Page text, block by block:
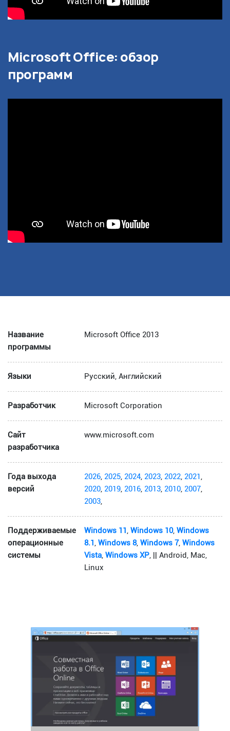
Microsoft Office: обзор
программ
Название
программы
Microsoft Office 2013
Языки Русский, Английский
Разработчик Microsoft Corporation
Сайт
разработчика
www.microsoft.com
Года выхода
версий
2026, 2025, 2024, 2023, 2022, 2021,
2020, 2019, 2016, 2013, 2010, 2007,
2003,
Поддерживаемые
операционные
системы
Windows 11,Windows 10,Windows
8.1,Windows 8,Windows 7,Windows
Vista,Windows XP, || Android, Mac,
Linux